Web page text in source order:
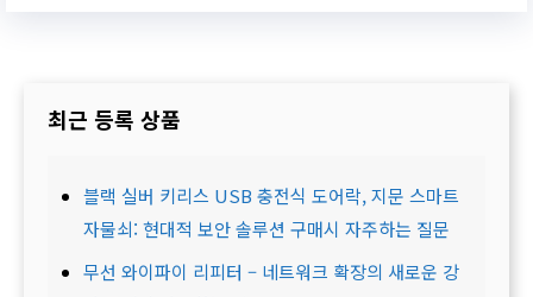
최근 등록 상품
블랙 실버 키리스 USB 충전식 도어락, 지문 스마트
자물쇠: 현대적 보안 솔루션 구매시 자주하는 질문
무선 와이파이 리피터 – 네트워크 확장의 새로운 강